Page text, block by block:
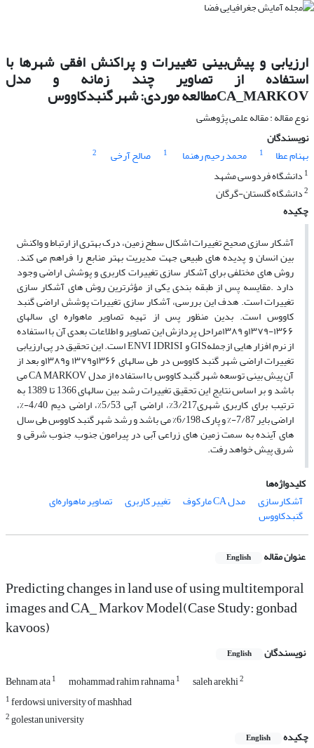
ارزیابی و پیش‌بینی تغییرات و پراکنش افقی شهرها با
استفاده از تصاویر چند زمانه و مدل
CA_MARKOVمطالعه موردی: شهر گنبدکاووس
نوع مقاله : مقاله علمی پژوهشی
نویسندگان
بهنام عطا
1 محمد رحیم رهنما 1 صالح آرخی
2
1 دانشگاه فردوسی مشهد
2دانشگاه گلستان-گرگان
چکیده
آشکار سازی صحیح تغییرات اشکال سطح زمین، درک بهتری از ارتباط و واکنش
بین انسان و پدیده های طبیعی جهت مدیریت بهتر منابع را فراهم می کند.
روش های مختلفی برای آشکار سازی تغییرات کاربری و پوشش اراضی وجود
دارد .مقایسه پس از طبقه بندی یکی از مؤثرترین روش های آشکار سازی
تغییرات است. هدف این بررسی، آشکار سازی تغییرات پوشش اراضی گنبد
کاووس است. بدین منظور پس از تهیه تصاویر ماهواره ای سالهای
۱۳۶۶-۱۳۷۹و ۱۳۸۹مراحل پردازش این تصاویر و اطلاعات بعدی آن با استفاده
از نرم افزار هایی ازجملهGIS و ENVI ,IDRISI است. این تحقیق در پی ارزیابی
تغییرات اراضی شهر گنبد کاووس در طی سالهای ۱۳۶۶و۱۳۷۹ و۱۳۸۹و بعد از
آن پیش بینی توسعه شهر گنبد کاووس با استفاده از مدل CA MARKOV می
باشد و بر اساس نتایج این تحقیق تغییرات رشد بین سالهای 1366 تا 1389 به
ترتیب برای کاربری شهری3/217%، اراضی آبی 5/53%، اراضی دیم 4/40-%،
اراضی بایر 7/87-% و پارک 6/198% می باشد و رشد شهر گنبد کاووس طی سال
های آینده به سمت زمین های زراعی آبی در پیرامون جنوب, جنوب شرقی و
شرق پیش خواهد رفت.
کلیدواژه‌ها
آشکارسازی
مدل CA مارکوف تغییر کاربری تصاویر ماهواره‌ای
گنبدکاووس
عنوان مقاله English
Predicting changes in land use of using multitemporal
images and CA_ Markov Model(Case Study: gonbad
kavoos)
نویسندگان English
Behnam ata1 mohammad rahim rahnama1 saleh arekhi2
1ferdowsi university of mashhad
2golestan university
چکیده
English